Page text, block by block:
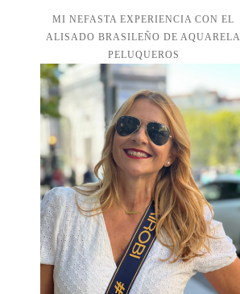
MI NEFASTA EXPERIENCIA CON EL
ALISADO BRASILEÑO DE AQUARELA
PELUQUEROS